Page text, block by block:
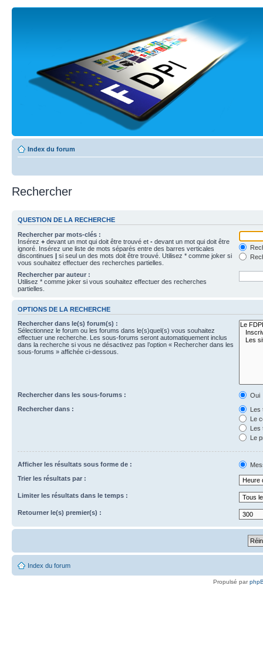
Index du forum
Rechercher
QUESTION DE LA RECHERCHE
Rechercher par mots-clés :
Insérez + devant un mot qui doit être trouvé et - devant un mot qui doit être
ignoré. Insérez une liste de mots séparés entre des barres verticales
discontinues | si seul un des mots doit être trouvé. Utilisez * comme joker si
vous souhaitez effectuer des recherches partielles.
Rechercher par auteur :
Utilisez * comme joker si vous souhaitez effectuer des recherches
partielles.
OPTIONS DE LA RECHERCHE
Rechercher dans le(s) forum(s) :
Sélectionnez le forum ou les forums dans le(s)quel(s) vous souhaitez
effectuer une recherche. Les sous-forums seront automatiquement inclus
dans la recherche si vous ne désactivez pas l’option « Rechercher dans les
sous-forums » affichée ci-dessous.
Rechercher dans les sous-forums :
Oui
Rechercher dans :
Les
Le
Les
Le
Afficher les résultats sous forme de :
Trier les résultats par :
Limiter les résultats dans le temps :
Retourner le(s) premier(s) :
Index du forum
Propulsé par